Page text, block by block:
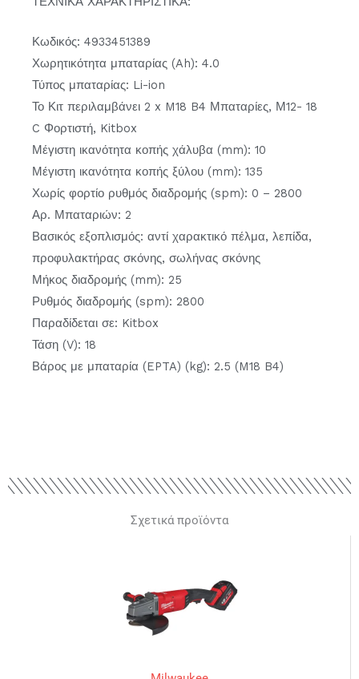
Κωδικός: 4933451389
Χωρητικότητα μπαταρίας (Ah): 4.0
Τύπος μπαταρίας: Li-ion
Το Κιτ περιλαμβάνει 2 x M18 B4 Μπαταρίες, Μ12- 18
C Φορτιστή, Kitbox
Μέγιστη ικανότητα κοπής χάλυβα (mm): 10
Μέγιστη ικανότητα κοπής ξύλου (mm): 135
Χωρίς φορτίο ρυθμός διαδρομής (spm): 0 – 2800
Αρ. Μπαταριών: 2
Βασικός εξοπλισμός: αντί χαρακτικό πέλμα, λεπίδα,
προφυλακτήρας σκόνης, σωλήνας σκόνης
Μήκος διαδρομής (mm): 25
Ρυθμός διαδρομής (spm): 2800
Παραδίδεται σε: Kitbox
Τάση (V): 18
Βάρος με μπαταρία (EPTA) (kg): 2.5 (M18 B4)
Σχετικά προϊόντα